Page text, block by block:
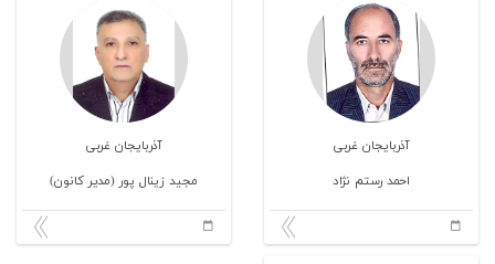
آذربایجان غربی
احمد رستم نژاد
آذربایجان غربی
مجید زینال پور (مدیر کانون)